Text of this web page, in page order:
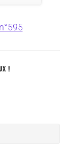
!